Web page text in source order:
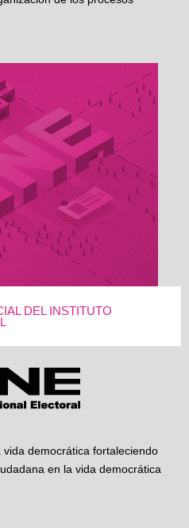
DEL INSTITUTO
democrática fortaleciendo
en la vida democrática